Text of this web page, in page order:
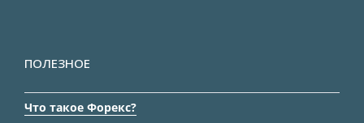
ПОЛЕЗНОЕ
Что такое Форекс?